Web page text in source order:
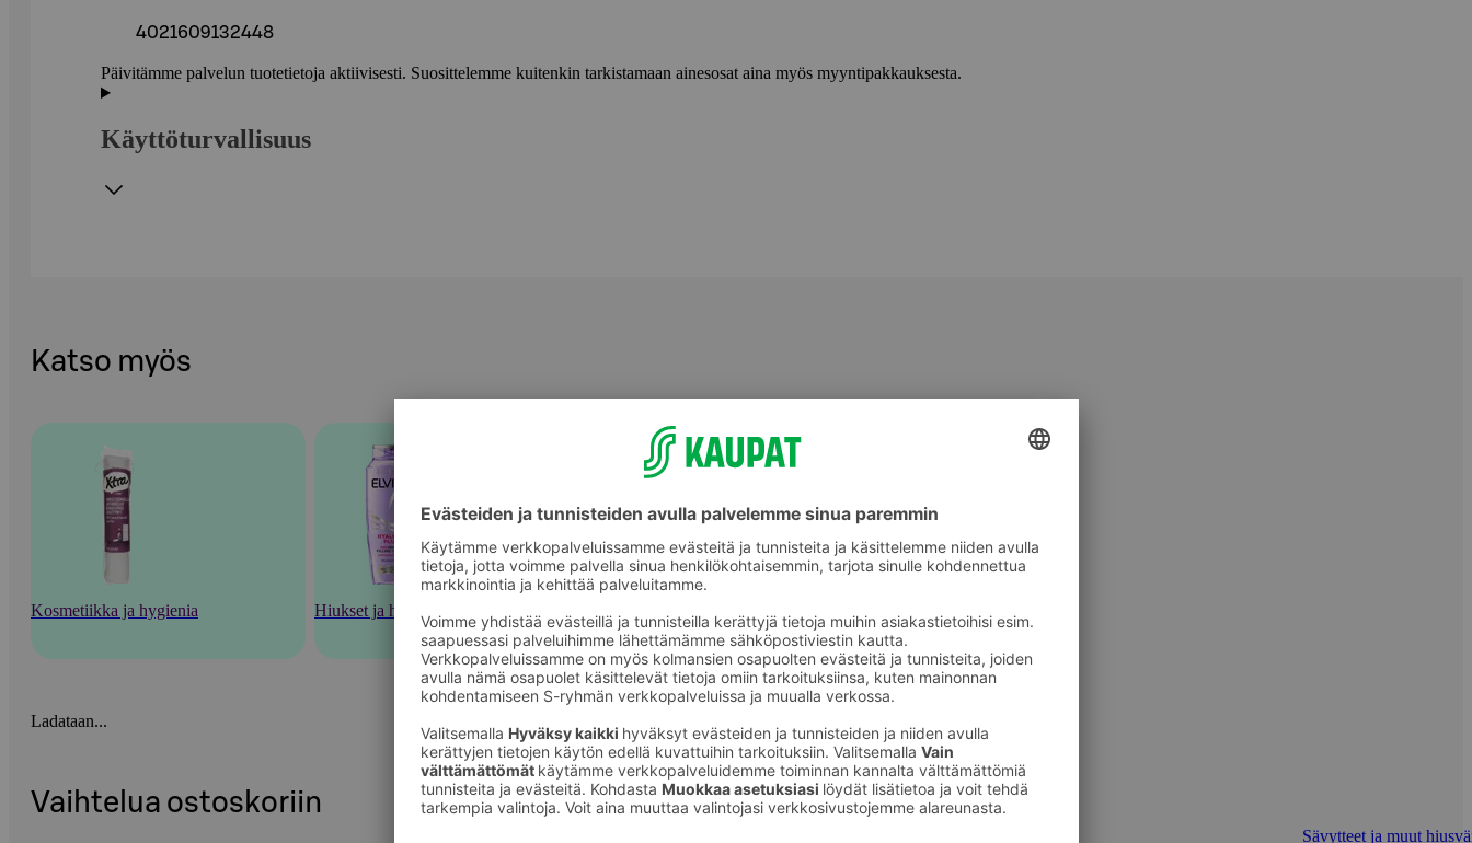
4021609132448
Päivitämme palvelun tuotetietoja aktiivisesti. Suosittelemme kuitenkin tarkistamaan ainesosat aina myös myyntipakkauksesta.
Käyttöturvallisuus
Katso myös
Kosmetiikka ja hygienia Hiukset ja hiustenhoito
Ladataan...
Vaihtelua ostoskoriin
Sävytteet ja muut